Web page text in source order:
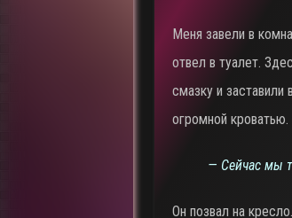
Меня завели в
отвел в туалет.
смазку и заставили
огромной
— Сейчас мы
Он позвал на